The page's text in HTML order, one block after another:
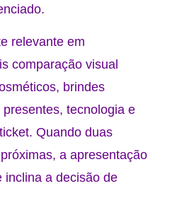
relevante em
comparação visual
brindes
tecnologia e
Quando duas
a apresentação
inclina a decisão de